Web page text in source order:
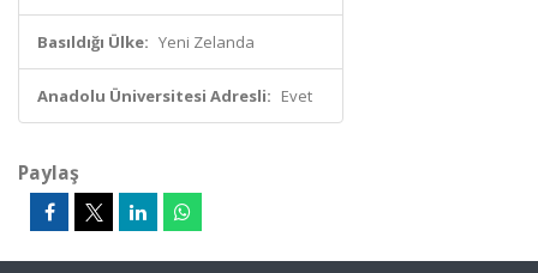
Basıldığı Ülke: Yeni Zelanda
Anadolu Üniversitesi Adresli: Evet
Paylaş